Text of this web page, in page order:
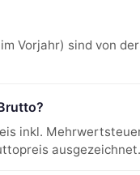
Vorjahr) sind von
inkl.
ausgezeichnet.